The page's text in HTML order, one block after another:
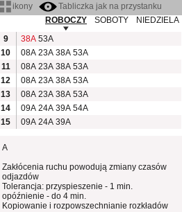
ikony
Tabliczka jak na przystanku
ROBOCZY
SOBOTY
NIEDZIELA
9
38A 53A
10
08A 23A 38A 53A
11
08A 23A 38A 53A
12
08A 23A 38A 53A
13
08A 23A 38A 53A
14
09A 24A 39A 54A
15
09A 24A 39A
A
Zakłócenia ruchu powodują zmiany czasów
odjazdów
Tolerancja: przyspieszenie - 1 min.
opóźnienie - do 4 min.
Kopiowanie i rozpowszechnianie rozkładów